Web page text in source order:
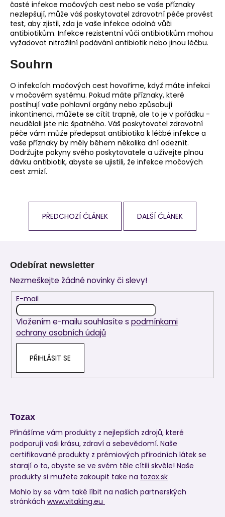
časté infekce močových cest nebo se vaše příznaky
nezlepšují, může váš poskytovatel zdravotní péče provést
test, aby zjistil, zda je vaše infekce odolná vůči
antibiotikům. Infekce rezistentní vůči antibiotikům mohou
vyžadovat nitrožilní podávání antibiotik nebo jinou léčbu.
Souhrn
O infekcích močových cest hovoříme, když máte infekci
v močovém systému. Pokud máte příznaky, které
postihují vaše pohlavní orgány nebo způsobují
inkontinenci, můžete se cítit trapně, ale to je v pořádku -
neudělali jste nic špatného. Váš poskytovatel zdravotní
péče vám může předepsat antibiotika k léčbě infekce a
vaše příznaky by měly během několika dní odeznít.
Dodržujte pokyny svého poskytovatele a užívejte plnou
dávku antibiotik, abyste se ujistili, že infekce močových
cest zmizí.
PŘEDCHOZÍ ČLÁNEK DALŠÍ ČLÁNEK
Odebírat newsletter
Nezmeškejte žádné novinky či slevy!
E-mail
Vložením e-mailu souhlasíte s podmínkami
ochrany osobních údajů
PŘIHLÁSIT SE
Tozax
Přinášíme vám produkty z nejlepších zdrojů, které
podporují vaši krásu, zdraví a sebevědomí. Naše
certifikované produkty z prémiových přírodních látek se
starají o to, abyste se ve svém těle cítili skvěle! Naše
produkty si mužete zakoupit take na tozax.sk
Mohlo by se vám také líbit na našich partnerských
stránkách www.vitaking.eu